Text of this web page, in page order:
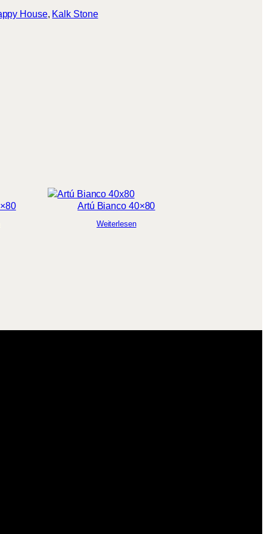
House, Kalk Stone
Artú Bianco 40×80
Weiterlesen